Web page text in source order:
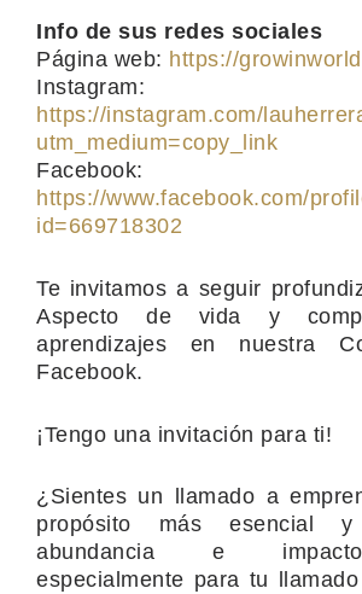
Info de sus redes sociales
Página web: https://
Instagram:
https://instagram.com/
utm_medium=copy_link
Facebook:
https://www.facebook.com/
id=669718302
Te invitamos a seguir
Aspecto de vida y
aprendizajes en nuestra
Facebook.
¡Tengo una invitación para ti!
¿Sientes un llamado a
propósito más esencial
abundancia e
especialmente para tu